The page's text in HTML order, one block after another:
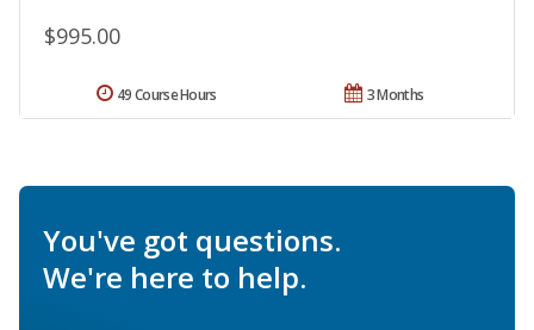
$995.00
3 Months
49 Course Hours
You've got questions.
We're here to help.